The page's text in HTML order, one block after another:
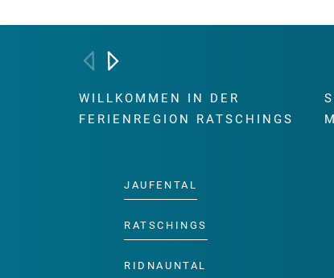
WILLKOMMEN IN DER
FERIENREGION RATSCHINGS
JAUFENTAL
RATSCHINGS
RIDNAUNTAL